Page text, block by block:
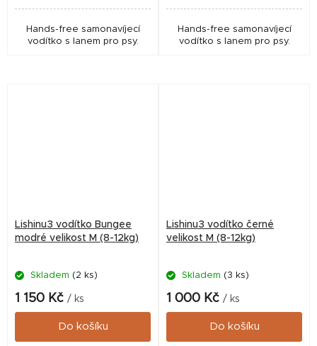
Hands-free samonavíjecí
vodítko s lanem pro psy.
Hands-free samonavíjecí
vodítko s lanem pro psy.
Lishinu3 vodítko Bungee
modré velikost M (8-12kg)
Skladem (2 ks)
1 150 Kč / ks
Do košíku
Lishinu3 vodítko černé
velikost M (8-12kg)
Skladem (3 ks)
1 000 Kč / ks
Do košíku